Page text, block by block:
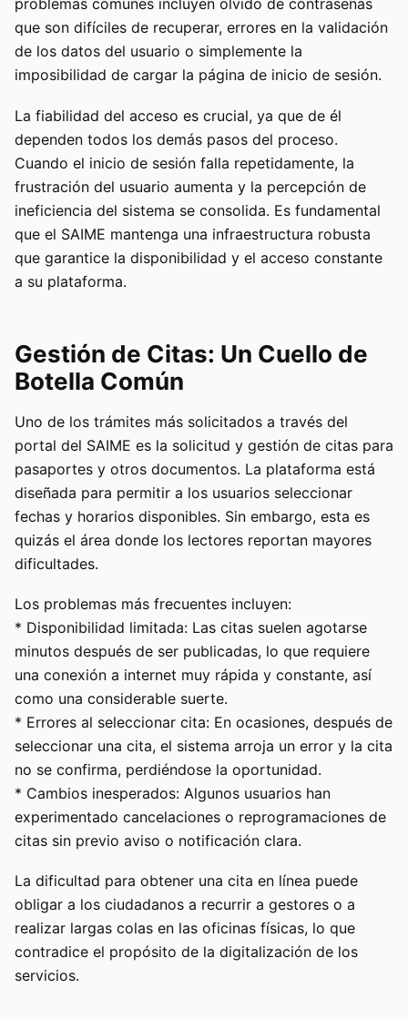
problemas comunes incluyen olvido de contraseñas
que son difíciles de recuperar, errores en la validación
de los datos del usuario o simplemente la
imposibilidad de cargar la página de inicio de sesión.
La fiabilidad del acceso es crucial, ya que de él
dependen todos los demás pasos del proceso.
Cuando el inicio de sesión falla repetidamente, la
frustración del usuario aumenta y la percepción de
ineficiencia del sistema se consolida. Es fundamental
que el SAIME mantenga una infraestructura robusta
que garantice la disponibilidad y el acceso constante
a su plataforma.
Gestión de Citas: Un Cuello de
Botella Común
Uno de los trámites más solicitados a través del
portal del SAIME es la solicitud y gestión de citas para
pasaportes y otros documentos. La plataforma está
diseñada para permitir a los usuarios seleccionar
fechas y horarios disponibles. Sin embargo, esta es
quizás el área donde los lectores reportan mayores
dificultades.
Los problemas más frecuentes incluyen:
* Disponibilidad limitada: Las citas suelen agotarse
minutos después de ser publicadas, lo que requiere
una conexión a internet muy rápida y constante, así
como una considerable suerte.
* Errores al seleccionar cita: En ocasiones, después de
seleccionar una cita, el sistema arroja un error y la cita
no se confirma, perdiéndose la oportunidad.
* Cambios inesperados: Algunos usuarios han
experimentado cancelaciones o reprogramaciones de
citas sin previo aviso o notificación clara.
La dificultad para obtener una cita en línea puede
obligar a los ciudadanos a recurrir a gestores o a
realizar largas colas en las oficinas físicas, lo que
contradice el propósito de la digitalización de los
servicios.